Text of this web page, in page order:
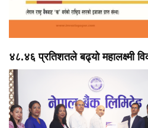
४८.४६ प्रतिशतले बढ्यो महालक्ष्मी